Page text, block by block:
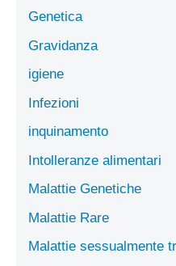
Genetica
Gravidanza
igiene
Infezioni
inquinamento
Intolleranze alimentari
Malattie Genetiche
Malattie Rare
Malattie sessualmente